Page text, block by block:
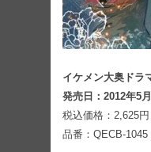
イケメン大奥ド
発売日：2012年5月
税込価格：2,625円
品番：QECB-1045